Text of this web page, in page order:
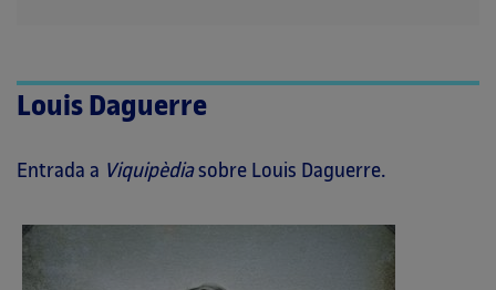
Louis Daguerre
Entrada a Viquipèdiasobre Louis Daguerre.